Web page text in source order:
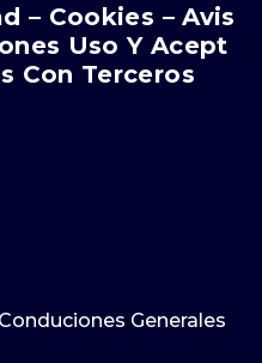
– Cookies – Avis
Uso Y Acept
Con Terceros
Generales